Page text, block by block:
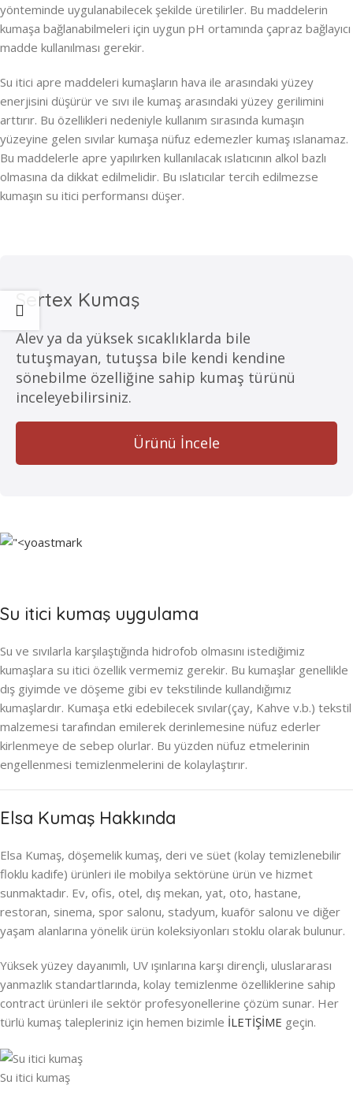
yönteminde uygulanabilecek şekilde üretilirler. Bu maddelerin
kumaşa bağlanabilmeleri için uygun pH ortamında çapraz bağlayıcı
madde kullanılması gerekir.
Su itici apre maddeleri kumaşların hava ile arasındaki yüzey
enerjisini düşürür ve sıvı ile kumaş arasındaki yüzey gerilimini
arttırır. Bu özellikleri nedeniyle kullanım sırasında kumaşın
yüzeyine gelen sıvılar kumaşa nüfuz edemezler kumaş ıslanamaz.
Bu maddelerle apre yapılırken kullanılacak ıslatıcının alkol bazlı
olmasına da dikkat edilmelidir. Bu ıslatıcılar tercih edilmezse
kumaşın su itici performansı düşer.
Sertex Kumaş
Alev ya da yüksek sıcaklıklarda bile
tutuşmayan, tutuşsa bile kendi kendine
sönebilme özelliğine sahip kumaş türünü
inceleyebilirsiniz.
Ürünü İncele
Su itici kumaş uygulama
Su ve sıvılarla karşılaştığında hidrofob olmasını istediğimiz
kumaşlara su itici özellik vermemiz gerekir. Bu kumaşlar genellikle
dış giyimde ve döşeme gibi ev tekstilinde kullandığımız
kumaşlardır. Kumaşa etki edebilecek sıvılar(çay, Kahve v.b.) tekstil
malzemesi tarafından emilerek derinlemesine nüfuz ederler
kirlenmeye de sebep olurlar. Bu yüzden nüfuz etmelerinin
engellenmesi temizlenmelerini de kolaylaştırır.
Elsa Kumaş Hakkında
Elsa Kumaş, döşemelik kumaş, deri ve süet (kolay temizlenebilir
floklu kadife) ürünleri ile mobilya sektörüne ürün ve hizmet
sunmaktadır. Ev, ofis, otel, dış mekan, yat, oto, hastane,
restoran, sinema, spor salonu, stadyum, kuaför salonu ve diğer
yaşam alanlarına yönelik ürün koleksiyonları stoklu olarak bulunur.
Yüksek yüzey dayanımlı, UV ışınlarına karşı dirençli, uluslararası
yanmazlık standartlarında, kolay temizlenme özelliklerine sahip
contract ürünleri ile sektör profesyonellerine çözüm sunar. Her
türlü kumaş talepleriniz için hemen bizimle İLETİŞİME geçin.
Su itici kumaş